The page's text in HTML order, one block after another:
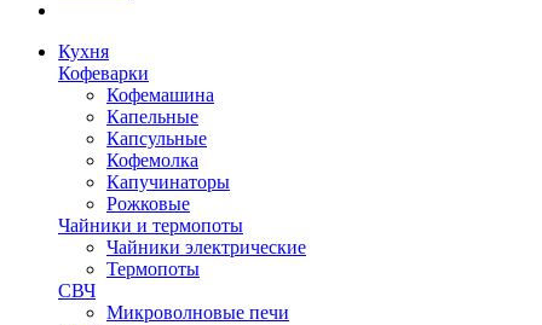
Кухня
Кофеварки
Кофемашина
Капельные
Капсульные
Кофемолка
Капучинаторы
Рожковые
Чайники и термопоты
Чайники электрические
Термопоты
СВЧ
Микроволновые печи